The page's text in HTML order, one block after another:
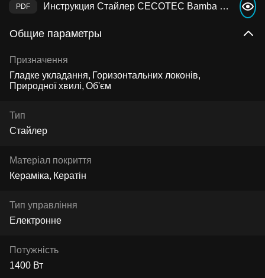
Инструкция Стайлер CECOTEC Bamba CeramicCare AirGlam (CCTC-03469)
Общие параметры
Призначення
Гладке укладання Горизонтальних локонів
Природної хвилі Об'єм
Тип
Стайлер
Матеріал покриття
Кераміка Кератін
Тип управління
Електронне
Потужність
1400 Вт